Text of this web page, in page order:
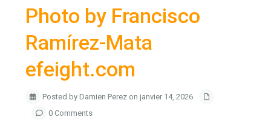
Photo by Francisco
Ramírez-Mata
efeight.com
Posted by Damien Perez on janvier 14, 2026
0 Comments